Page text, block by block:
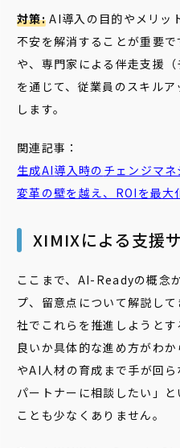
対策:AI導入の目的やメリッ
不安を解消することが重要
や、専門家による伴走支援
を通じて、従業員のスキル
します。
関連記事：
生成AI導入時の チェンジマネ
変革の壁を越え、ROIを最大
XIMIXによる支援
ここまで、AI-Readyの概念
プ、留意点について解説し
社でこれらを推進しようと
良いか具体的な進め方がわ
やAI人材の育成まで手が回
パートナーに相談したい」
ことも少なくありません。